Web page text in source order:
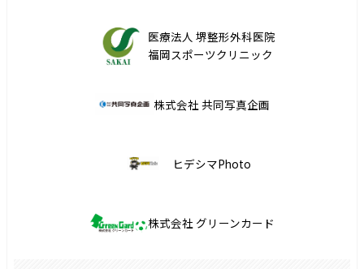
医療法人 堺整形外科医院
福岡スポーツクリニック
株式会社 共同写真企画
ヒデシマPhoto
株式会社 グリーンカード